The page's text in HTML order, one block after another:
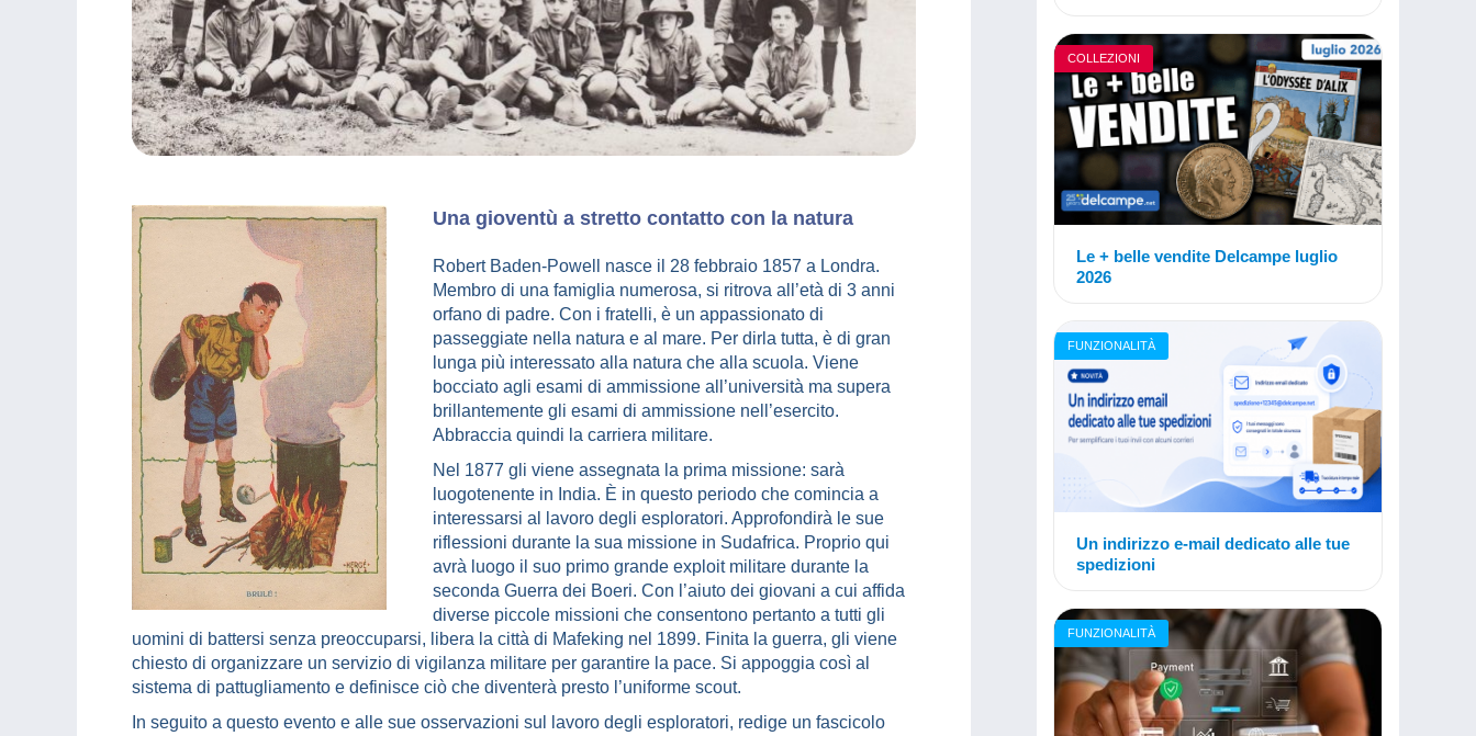
Una gioventù a stretto contatto con la natura
Robert Baden-Powell nasce il 28 febbraio 1857 a Londra.
Membro di una famiglia numerosa, si ritrova all’età di 3 anni
orfano di padre. Con i fratelli, è un appassionato di
passeggiate nella natura e al mare. Per dirla tutta, è di gran
lunga più interessato alla natura che alla scuola. Viene
bocciato agli esami di ammissione all’università ma supera
brillantemente gli esami di ammissione nell’esercito.
Abbraccia quindi la carriera militare.
Nel 1877 gli viene assegnata la prima missione: sarà
luogotenente in India. È in questo periodo che comincia a
interessarsi al lavoro degli esploratori. Approfondirà le sue
riflessioni durante la sua missione in Sudafrica. Proprio qui
avrà luogo il suo primo grande exploit militare durante la
seconda Guerra dei Boeri. Con l’aiuto dei giovani a cui affida
diverse piccole missioni che consentono pertanto a tutti gli
uomini di battersi senza preoccuparsi, libera la città di Mafeking nel 1899. Finita la guerra, gli viene
chiesto di organizzare un servizio di vigilanza militare per garantire la pace. Si appoggia così al
sistema di pattugliamento e definisce ciò che diventerà presto l’uniforme scout.
In seguito a questo evento e alle sue osservazioni sul lavoro degli esploratori, redige un fascicolo
COLLEZIONI
Le + belle vendite Delcampe luglio
2026
FUNZIONALITÀ
Un indirizzo e-mail dedicato alle tue
spedizioni
FUNZIONALITÀ